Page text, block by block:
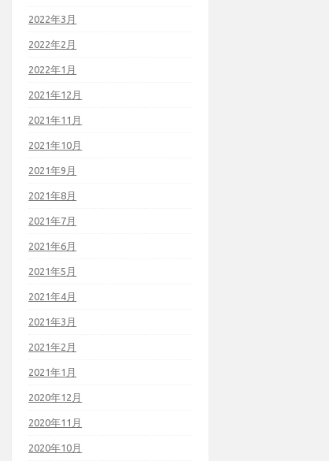
2022年3月
2022年2月
2022年1月
2021年12月
2021年11月
2021年10月
2021年9月
2021年8月
2021年7月
2021年6月
2021年5月
2021年4月
2021年3月
2021年2月
2021年1月
2020年12月
2020年11月
2020年10月